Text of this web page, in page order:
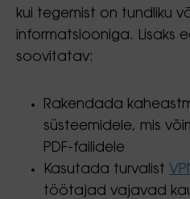
kui tegemist on tundliku
informatsiooniga. Lisaks
soovitatav:
Rakendada
süsteemidele, mis
PDF-failidele
Kasutada turvalist
töötajad vajavad